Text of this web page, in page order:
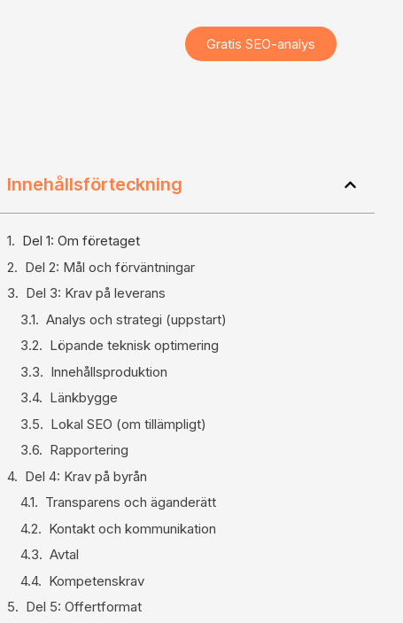
Gratis SEO-analys
Innehållsförteckning
Del 1: Om företaget
Del 2: Mål och förväntningar
Del 3: Krav på leverans
Analys och strategi (uppstart)
Löpande teknisk optimering
Innehållsproduktion
Länkbygge
Lokal SEO (om tillämpligt)
Rapportering
Del 4: Krav på byrån
Transparens och äganderätt
Kontakt och kommunikation
Avtal
Kompetenskrav
Del 5: Offertformat